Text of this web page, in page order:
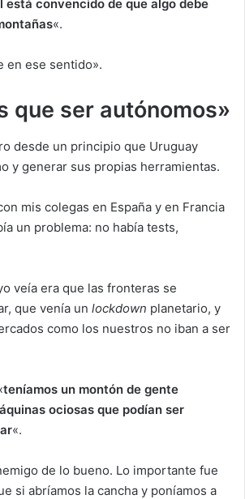
está convencido de que algo debe
«.
en ese sentido».
que ser autónomos»
desde un principio que Uruguay
y generar sus propias herramientas.
mis colegas en España y en Francia
un problema: no había tests,
veía era que las fronteras se
que venía un lockdown planetario, y
como los nuestros no iban a ser
teníamos un montón de gente
áquinas ociosas que podían ser
«.
de lo bueno. Lo importante fue
si abríamos la cancha y poníamos a